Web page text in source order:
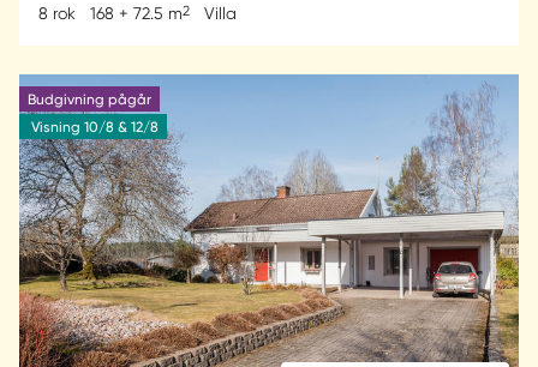
8 rok 168 + 72.5 m2 Villa
Budgivning pågår
Visning 10/8 & 12/8